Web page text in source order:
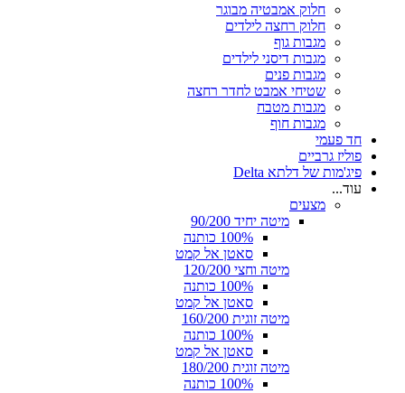
חלוק אמבטיה מבוגר
חלוק רחצה לילדים
מגבות גוף
מגבות דיסני לילדים
מגבות פנים
שטיחי אמבט לחדר רחצה
מגבות מטבח
מגבות חוף
חד פעמי
פוליז גרביים
פיג'מות של דלתא Delta
עוד...
מצעים
מיטה יחיד 90/200
100% כותנה
סאטן אל קמט
מיטה וחצי 120/200
100% כותנה
סאטן אל קמט
מיטה זוגית 160/200
100% כותנה
סאטן אל קמט
מיטה זוגית 180/200
100% כותנה